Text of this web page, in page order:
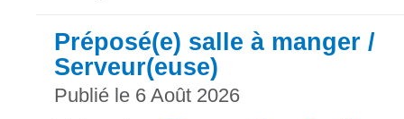
Préposé(e) salle à manger /
Serveur(euse)
Publié le 6 Août 2026